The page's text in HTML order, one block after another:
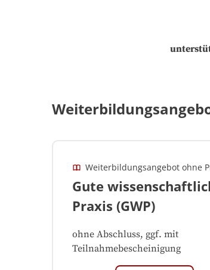
Weiterbildungsangebot ohne
Gute
Praxis (GWP)
ohne Abschluss, ggf. mit
Teilnahmebescheinigung